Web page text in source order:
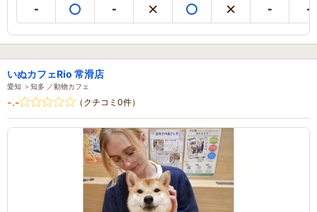
いぬカフェRio 常滑店
愛知 ＞知多 ／動物カフェ
-.- （クチコミ0件）